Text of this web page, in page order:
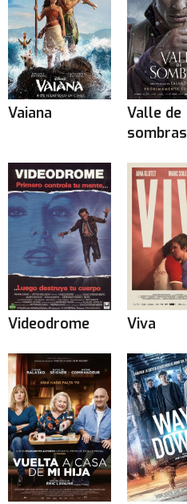
Vaiana
Valle de
sombras
Videodrome Viva